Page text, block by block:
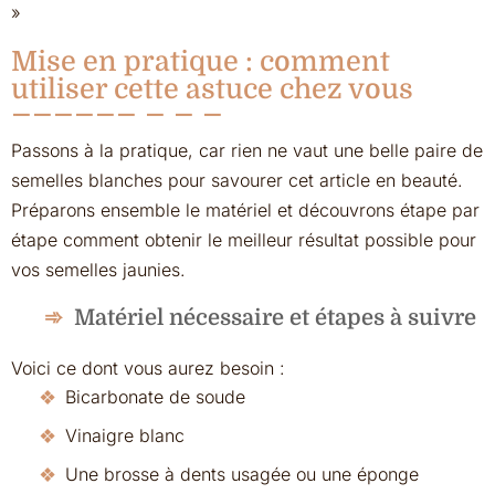
»
Mise en pratique : comment
utiliser cette astuce chez vous
Passons à la pratique, car rien ne vaut une belle paire de
semelles blanches pour savourer cet article en beauté.
Préparons ensemble le matériel et découvrons étape par
étape comment obtenir le meilleur résultat possible pour
vos semelles jaunies.
Matériel nécessaire et étapes à suivre
Voici ce dont vous aurez besoin :
Bicarbonate de soude
Vinaigre blanc
Une brosse à dents usagée ou une éponge